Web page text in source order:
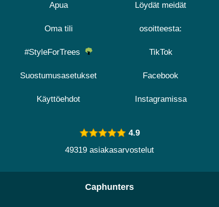
Apua
Oma tili
#StyleForTrees
Suostumusasetukset
Käyttöehdot
Löydät meidät
osoitteesta:
TikTok
Facebook
Instagramissa
4.9
49319 asiakasarvostelut
Caphunters